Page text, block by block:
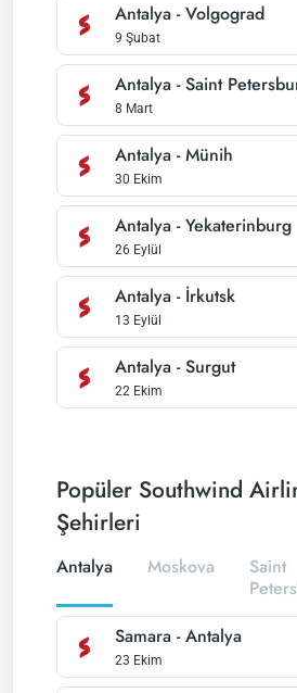
Antalya -Volgograd
9 Şubat
Antalya -Saint
8 Mart
Antalya -Münih
30 Ekim
Antalya -Yekaterinburg
26 Eylül
Antalya - İrkutsk
13 Eylül
Antalya -Surgut
22 Ekim
Popüler Southwind
Şehirleri
Antalya Moskova
Saint
Samara -Antalya
23 Ekim